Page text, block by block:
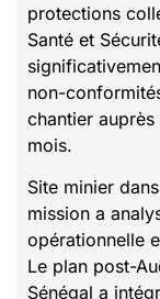
protections
Santé et
non-
chantier
mois.
Site minier
mission a
opérationnelle
Le plan post-
Sénégal a